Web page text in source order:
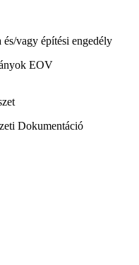
vagy építési engedély
EOV
Dokumentáció